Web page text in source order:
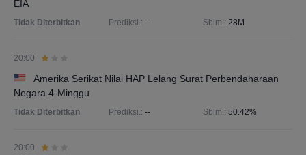
EIA
Tidak Diterbitkan Prediksi.: -- Sblm.: 28M
20:00
Amerika Serikat Nilai HAP Lelang Surat Perbendaharaan
Negara 4-Minggu
Tidak Diterbitkan Prediksi.: -- Sblm.: 50.42%
20:00